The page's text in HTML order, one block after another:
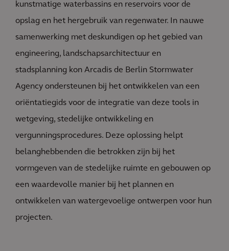
kunstmatige waterbassins en reservoirs voor de
opslag en het hergebruik van regenwater. In nauwe
samenwerking met deskundigen op het gebied van
engineering, landschapsarchitectuur en
stadsplanning kon Arcadis de Berlin Stormwater
Agency ondersteunen bij het ontwikkelen van een
oriëntatiegids voor de integratie van deze tools in
wetgeving, stedelijke ontwikkeling en
vergunningsprocedures. Deze oplossing helpt
belanghebbenden die betrokken zijn bij het
vormgeven van de stedelijke ruimte en gebouwen op
een waardevolle manier bij het plannen en
ontwikkelen van watergevoelige ontwerpen voor hun
projecten.